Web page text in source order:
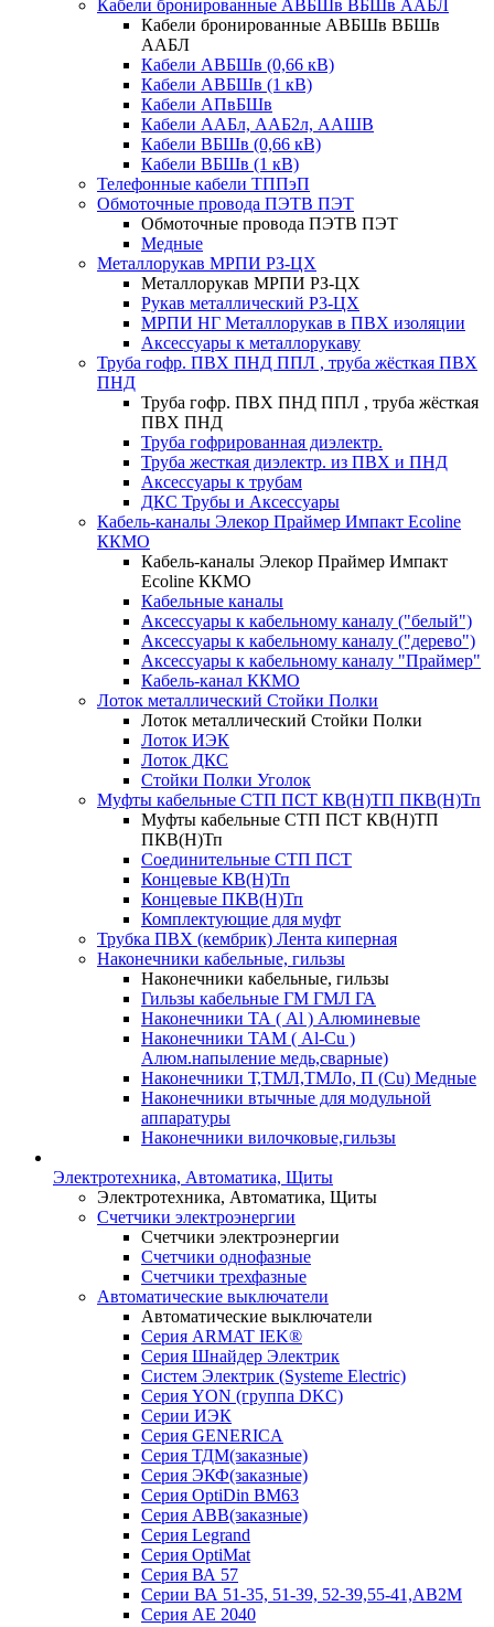
Кабели бронированные АВБШв ВБШв ААБЛ
Кабели бронированные АВБШв ВБШв
ААБЛ
Кабели АВБШв (0,66 кВ)
Кабели АВБШв (1 кВ)
Кабели АПвБШв
Кабели ААБл, ААБ2л, ААШВ
Кабели ВБШв (0,66 кВ)
Кабели ВБШв (1 кВ)
Телефонные кабели ТППэП
Обмоточные провода ПЭТВ ПЭТ
Обмоточные провода ПЭТВ ПЭТ
Медные
Металлорукав МРПИ РЗ-ЦХ
Металлорукав МРПИ РЗ-ЦХ
Рукав металлический Р3-ЦХ
МРПИ НГ Металлорукав в ПВХ изоляции
Аксессуары к металлорукаву
Труба гофр. ПВХ ПНД ППЛ , труба жёсткая ПВХ
ПНД
Труба гофр. ПВХ ПНД ППЛ , труба жёсткая
ПВХ ПНД
Труба гофрированная диэлектр.
Труба жесткая диэлектр. из ПВХ и ПНД
Аксессуары к трубам
ДКС Трубы и Аксессуары
Кабель-каналы Элекор Праймер Импакт Ecoline
ККМО
Кабель-каналы Элекор Праймер Импакт
Ecoline ККМО
Кабельные каналы
Аксессуары к кабельному каналу ("белый")
Аксессуары к кабельному каналу ("дерево")
Аксессуары к кабельному каналу "Праймер"
Кабель-канал ККМО
Лоток металлический Стойки Полки
Лоток металлический Стойки Полки
Лоток ИЭК
Лоток ДКС
Стойки Полки Уголок
Муфты кабельные СТП ПСТ КВ(Н)ТП ПКВ(Н)Тп
Муфты кабельные СТП ПСТ КВ(Н)ТП
ПКВ(Н)Тп
Соединительные СТП ПСТ
Концевые КВ(Н)Тп
Концевые ПКВ(Н)Тп
Комплектующие для муфт
Трубка ПВХ (кембрик) Лента киперная
Наконечники кабельные, гильзы
Наконечники кабельные, гильзы
Гильзы кабельные ГМ ГМЛ ГА
Наконечники ТА ( Al ) Алюминевые
Наконечники ТАМ ( Al-Cu )
Алюм.напыление медь,сварные)
Наконечники Т,ТМЛ,ТМЛо, П (Cu) Медные
Наконечники втычные для модульной
аппаратуры
Наконечники вилочковые,гильзы
Электротехника, Автоматика, Щиты
Электротехника, Автоматика, Щиты
Счетчики электроэнергии
Счетчики электроэнергии
Счетчики однофазные
Счетчики трехфазные
Автоматические выключатели
Автоматические выключатели
Серия ARMAT IEK®
Серия Шнайдер Электрик
Систем Электрик (Systeme Electric)
Серия YON (группа DKC)
Серии ИЭК
Серия GENERICA
Серия ТДМ(заказные)
Серия ЭКФ(заказные)
Серия OptiDin BM63
Серия АВВ(заказные)
Серия Legrand
Серия OptiMat
Серия ВА 57
Серии ВА 51-35, 51-39, 52-39,55-41,АВ2М
Серия АЕ 2040